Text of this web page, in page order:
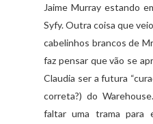
Jaime Murray estando
Syfy. Outra coisa que
cabelinhos brancos de
faz pensar que vão se
Claudia ser a futura
correta?) do
faltar uma trama para